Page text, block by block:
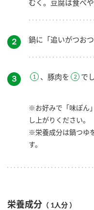
むく。豆腐は食べ
２ 鍋に「追いがつお
３ 、豚肉を で
※お好みで「味ぽん
し上がりください。
※栄養成分は鍋つゆ
す。
栄養成分 （ 1人分 ）